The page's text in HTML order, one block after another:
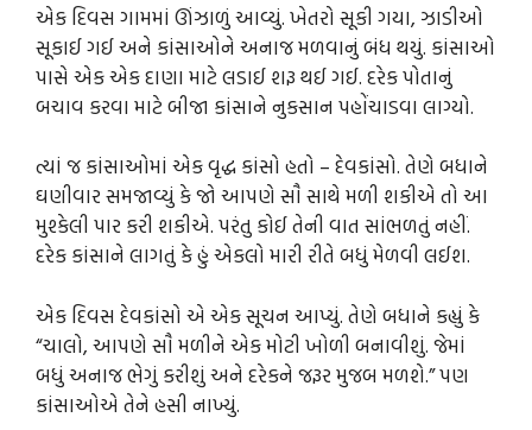
એક દિવસ ગામમાં ઊંઝાળું આવ્યું. ખેતરો સૂકી ગયા, ઝાડીઓ
સૂકાઈ ગઈ અને કાંસાઓને અનાજ મળવાનું બંધ થયું. કાંસાઓ
પાસે એક એક દાણા માટે લડાઈ શરૂ થઈ ગઈ. દરેક પોતાનું
બચાવ કરવા માટે બીજા કાંસાને નુકસાન પહોંચાડવા લાગ્યો.
ત્યાં જ કાંસાઓમાં એક વૃદ્ધ કાંસો હતો – દેવકાંસો. તેણે બધાને
ઘણીવાર સમજાવ્યું કે જો આપણે સૌ સાથે મળી શકીએ તો આ
મુશ્કેલી પાર કરી શકીએ. પરંતુ કોઈ તેની વાત સાંભળતું નહીં.
દરેક કાંસાને લાગતું કે હું એકલો મારી રીતે બધું મેળવી લઈશ.
એક દિવસ દેવકાંસો એ એક સૂચન આપ્યું. તેણે બધાને કહ્યું કે
“ચાલો, આપણે સૌ મળીને એક મોટી ખોળી બનાવીશું. જેમાં
બધું અનાજ ભેગું કરીશું અને દરેકને જરૂર મુજબ મળશે.” પણ
કાંસાઓએ તેને હસી નાખ્યું.